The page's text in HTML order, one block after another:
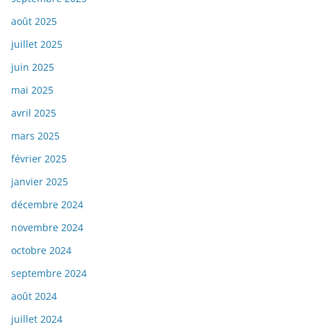
août 2025
juillet 2025
juin 2025
mai 2025
avril 2025
mars 2025
février 2025
janvier 2025
décembre 2024
novembre 2024
octobre 2024
septembre 2024
août 2024
juillet 2024